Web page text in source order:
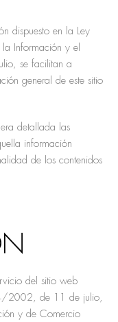
dispuesto en la Ley
Información y el
se facilitan a
general de este sitio
detallada las
información
de los contenidos
del sitio web
2002, de 11 de julio,
y de Comercio